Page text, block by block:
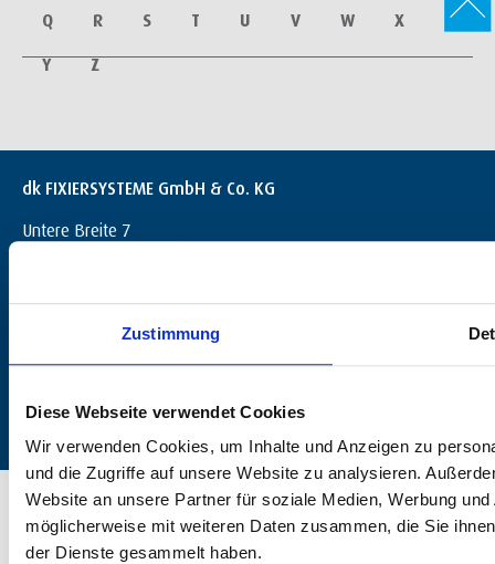
Zustimmung
Diese Webseite verwendet Cookies
Wir verwenden Cookies, um Inhalte und Anzeigen zu
und die Zugriffe auf unsere Website zu analysieren.
Website an unsere Partner für soziale Medien, Werbung
möglicherweise mit weiteren Daten zusammen, die Sie
der Dienste gesammelt haben.
Q
R S T U V W
X
Y
Z
dk FIXIERSYSTEME GmbH & Co. KG
Untere Breite 7
+49 (0) 7072 / 60042-0
info@dk-fixiersysteme.de
© 2026 dk FIXIERSYSTEME GmbH & Co. KG – Alle Rechte vorbehalten.